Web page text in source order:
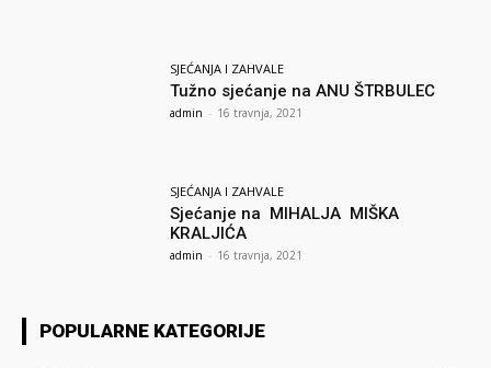
SJEĆANJA I ZAHVALE
Tužno sjećanje na ANU ŠTRBULEC
admin - 16 travnja, 2021
SJEĆANJA I ZAHVALE
Sjećanje na MIHALJA MIŠKA
KRALJIĆA
admin - 16 travnja, 2021
POPULARNE KATEGORIJE